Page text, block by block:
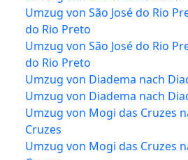
Umzug von São José do Rio
do Rio Preto
Umzug von São José do Rio
do Rio Preto
Umzug von Diadema nach
Umzug von Diadema nach
Umzug von Mogi das Cruzes
Cruzes
Umzug von Mogi das Cruzes